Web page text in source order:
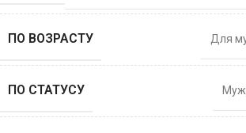
ПО ВОЗРАСТУ Для
ПО СТАТУСУ